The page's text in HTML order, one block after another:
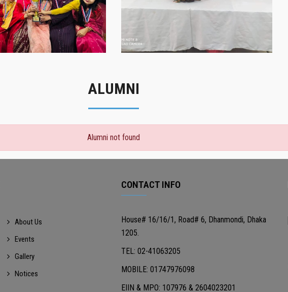
ALUMNI
Alumni not found
About Us
Events
Gallery
Notices
CONTACT INFO
House# 16/16/1, Road# 6, Dhanmondi, Dhaka
1205.
TEL: 02-41063205
MOBILE: 01747976098
EIIN & MPO: 107976 & 2604023201